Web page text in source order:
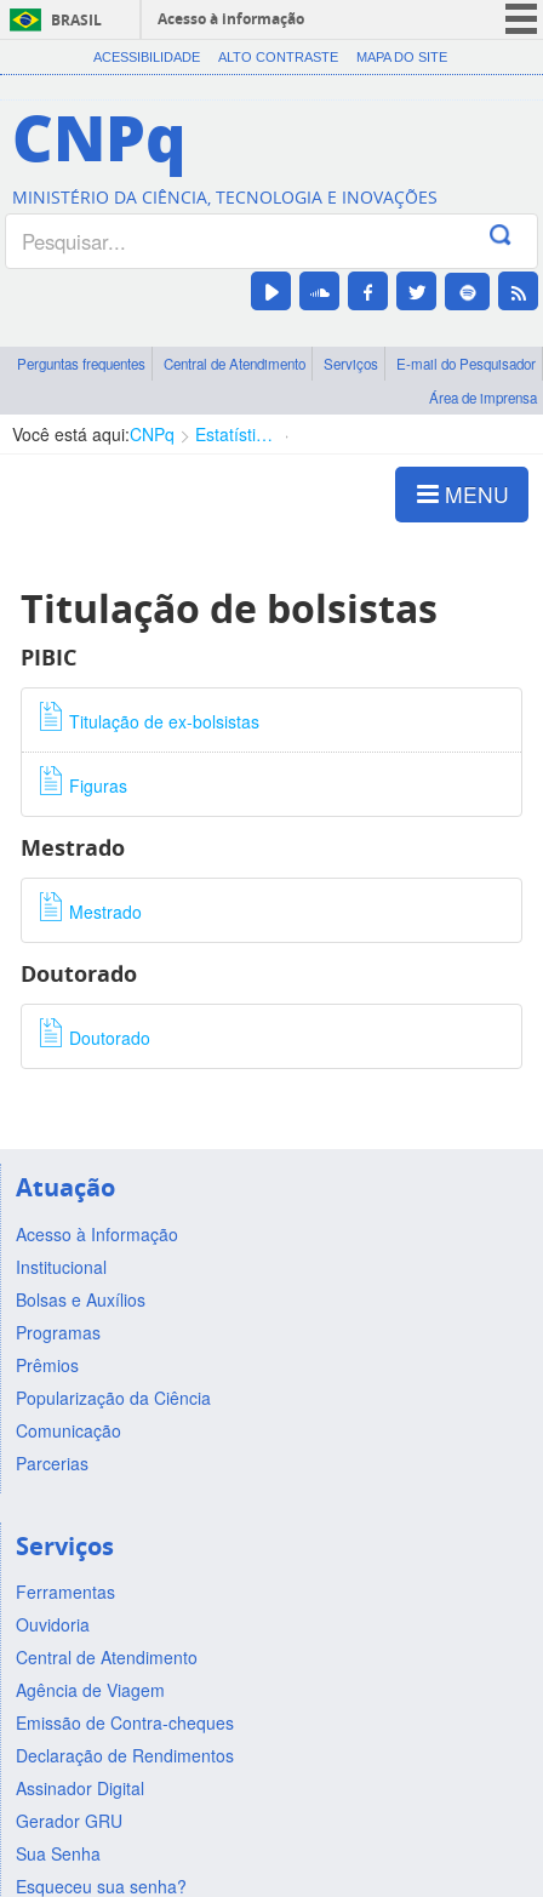
BRASIL
Acesso à informação
CORONAVÍRUS (COVID-19)
Canais
ACESSIBILIDADE ALTO CONTRASTE MAPA DO SITE
CNPq
MINISTÉRIO DA CIÊNCIA, TECNOLOGIA E INOVAÇÕES
Perguntas frequentes Central de Atendimento Serviços
E-mail do Pesquisador
Área de imprensa
Você está aqui:CNPq Estatísticas e Indicadores
MENU
Titulação de bolsistas
PIBIC
Titulação de ex-bolsistas
Figuras
Mestrado
Mestrado
Doutorado
Doutorado
Atuação
Acesso à Informação
Institucional
Bolsas e Auxílios
Programas
Prêmios
Popularização da Ciência
Comunicação
Parcerias
Serviços
Ferramentas
Ouvidoria
Central de Atendimento
Agência de Viagem
Emissão de Contra-cheques
Declaração de Rendimentos
Assinador Digital
Gerador GRU
Sua Senha
Esqueceu sua senha?